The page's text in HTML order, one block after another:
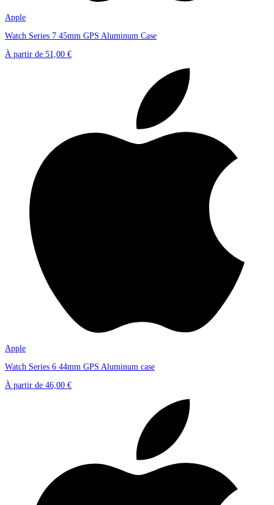
Apple
Watch Series 7 45mm GPS Aluminum Case
À partir de 51,00 €
Apple
Watch Series 6 44mm GPS Aluminum case
À partir de 46,00 €